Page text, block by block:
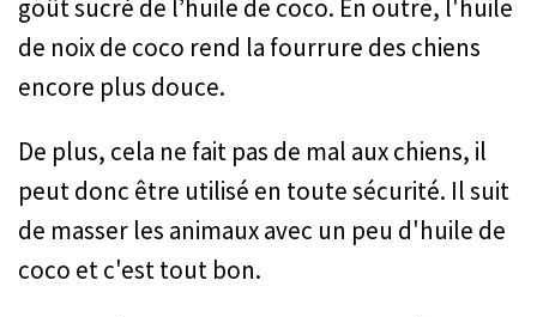
goût sucré de l’huile de coco. En outre, l'huile
de noix de coco rend la fourrure des chiens
encore plus douce.
De plus, cela ne fait pas de mal aux chiens, il
peut donc être utilisé en toute sécurité. Il suffit
de masser les animaux avec un peu d'huile de
coco et c'est tout bon.